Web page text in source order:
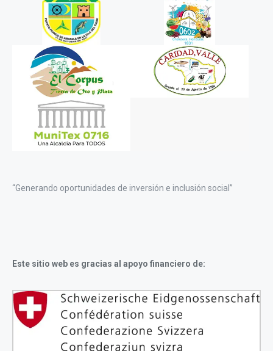
“Generando oportunidades de inversión e inclusión social”
Este sitio web es gracias al apoyo financiero de: